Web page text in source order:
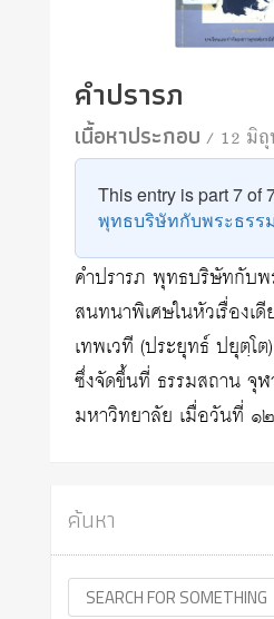
คำปรารภ
เนื้อหาประกอบ/ 12 มิถุ
This entry is part 7 of
พุทธบริษัทกับพระธรร
คำปรารภ พุทธบริษัทกับ
สนทนาพิเศษในหัวเรื่องเ
เทพเวที (ประยุทธ์ ปยุตฺโ
ซึ่งจัดขึ้นที่ ธรรมสถาน จุ
มหาวิทยาลัย เมื่อวันที่
ค้นหา